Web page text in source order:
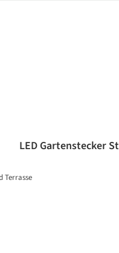
LED Gartenstecker
Terrasse